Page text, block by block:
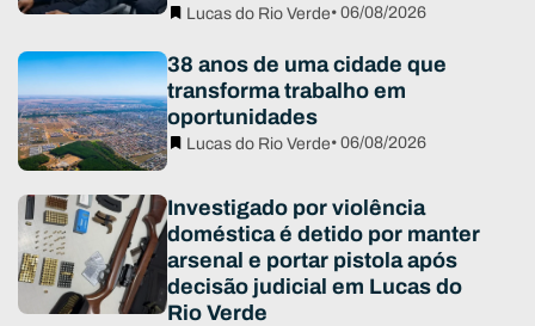
Lucas do Rio Verde• 06/08/2026
38 anos de uma cidade que
transforma trabalho em
oportunidades
Lucas do Rio Verde• 06/08/2026
Investigado por violência
doméstica é detido por manter
arsenal e portar pistola após
decisão judicial em Lucas do
Rio Verde